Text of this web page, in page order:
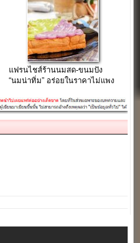
แฟรนไชส์ร้านนมสด-ขนมปัง
“นมน่าทิ่ม” อร่อยในราคาไม่แพง